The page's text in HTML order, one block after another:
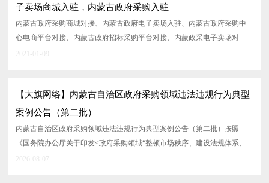
子卖场商城入驻，内蒙古政府采购入驻
内蒙古政府采购商城对接、内蒙古政府电子卖场入驻、内蒙古政府采购中
心电商平台对接、内蒙古政府招标采购平台对接、内蒙政采电子卖场对
接、内蒙...
2021-01-09
【大旗网络】内蒙古自治区政府采购领域违法违规行为典型
案例公告（第二批）
内蒙古自治区政府采购领域违法违规行为典型案例公告（第二批）按照
《国务院办公厅关于印发<政府采购领域“整顿市场秩序、建设法规体系、
促进产业发展”三年行动方...
2026-08-07